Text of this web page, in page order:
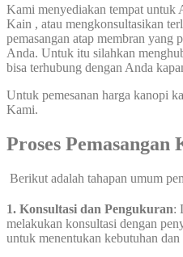
Kami menyediakan tempat untuk
Kain , atau mengkonsultasikan
pemasangan atap membran yang
Anda. Untuk itu silahkan
bisa terhubung dengan Anda
Untuk pemesanan harga kanopi
Kami.
Proses
Berikut adalah tahapan umum
1. Konsultasi dan Pengukuran:
melakukan konsultasi dengan
untuk menentukan kebutuhan